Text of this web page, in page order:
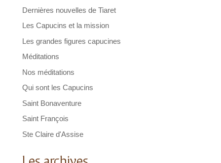
Dernières nouvelles de Tiaret
Les Capucins et la mission
Les grandes figures capucines
Méditations
Nos méditations
Qui sont les Capucins
Saint Bonaventure
Saint François
Ste Claire d'Assise